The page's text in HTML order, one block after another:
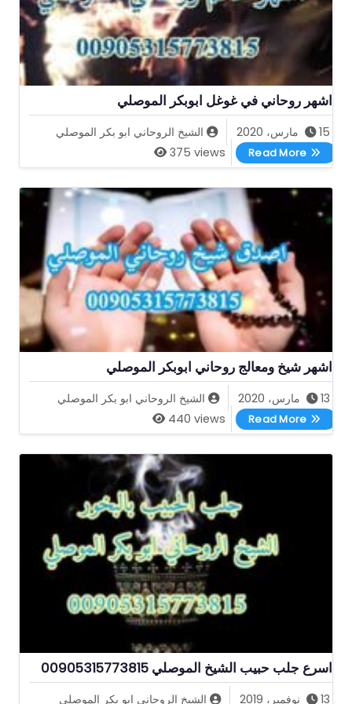
اشهر روحاني في غوغل ابوبكر الموصلي
15 مارس، 2020
الشيخ الروحاني ابو بكر الموصلي
375 views
Read More
اشهر روحاني في غوغل ابوبكر الموصلي
اشهر شيخ ومعالج روحاني ابوبكر الموصلي
13 مارس، 2020
الشيخ الروحاني ابو بكر الموصلي
440 views
Read More
اشهر شيخ ومعالج روحاني ابوبكر الموصلي
اسرع جلب حبيب الشيخ الموصلي 00905315773815
13 نوفمبر، 2019
الشيخ الروحاني ابو بكر الموصلي